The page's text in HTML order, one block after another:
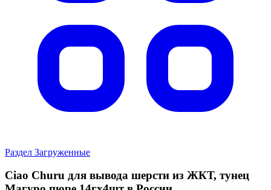
Раздел Загруженные
Ciao Churu для вывода шерсти из ЖКТ, тунец